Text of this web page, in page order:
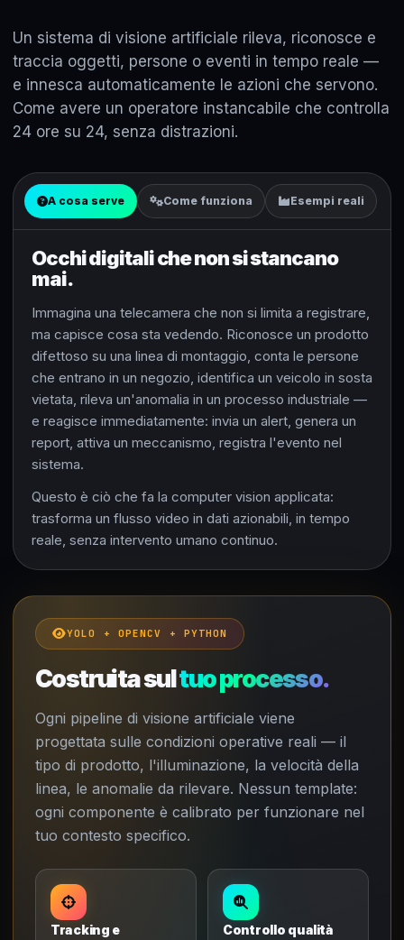
Un sistema di visione artificiale rileva, riconosce e
traccia oggetti, persone o eventi in tempo reale —
e innesca automaticamente le azioni che servono.
Come avere un operatore instancabile che controlla
24 ore su 24, senza distrazioni.
A cosa serve Come funziona Esempi reali
Occhi digitali che non si stancano
mai.
Immagina una telecamera che non si limita a registrare,
ma capisce cosa sta vedendo. Riconosce un prodotto
difettoso su una linea di montaggio, conta le persone
che entrano in un negozio, identifica un veicolo in sosta
vietata, rileva un'anomalia in un processo industriale —
e reagisce immediatamente: invia un alert, genera un
report, attiva un meccanismo, registra l'evento nel
sistema.
Questo è ciò che fa la computer vision applicata:
trasforma un flusso video in dati azionabili, in tempo
reale, senza intervento umano continuo.
YOLO + OPENCV + PYTHON
Costruita sultuo processo.
Ogni pipeline di visione artificiale viene
progettata sulle condizioni operative reali — il
tipo di prodotto, l'illuminazione, la velocità della
linea, le anomalie da rilevare. Nessun template:
ogni componente è calibrato per funzionare nel
tuo contesto specifico.
Tracking e
Controllo qualità